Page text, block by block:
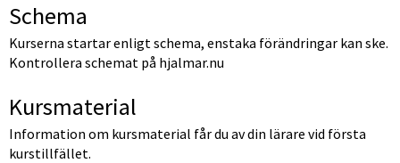
Schema
Kurserna startar enligt schema, enstaka förändringar kan ske.
Kontrollera schemat på hjalmar.nu
Kursmaterial
Information om kursmaterial får du av din lärare vid första
kurstillfället.